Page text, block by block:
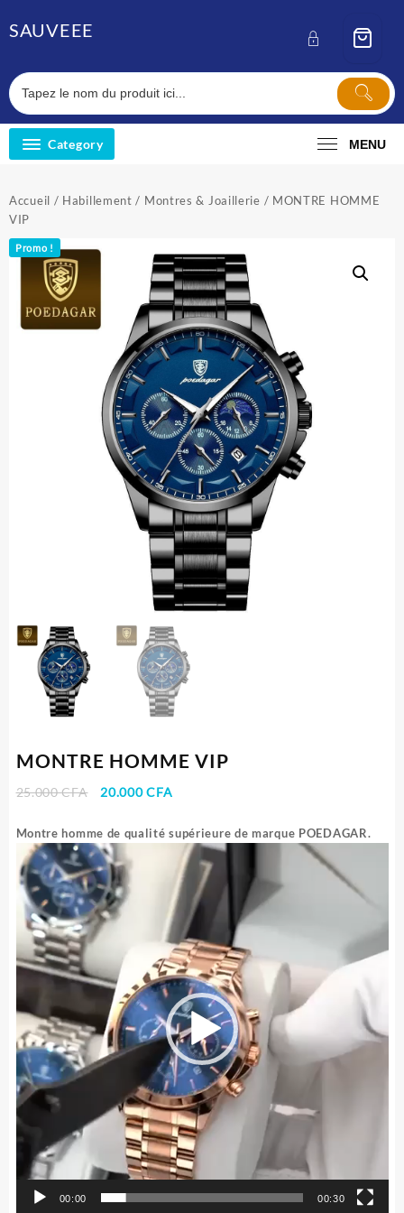
toSAUVEEE
Category MENU
Accueil / Habillement / Montres & Joaillerie / MONTRE HOMME
VIP
Promo !
MONTRE HOMME VIP
25.000CFA
Le
initial
était :
25.000 CFA.
20.000CFALe
actuel
est :
20.000 CFA.
Montre homme de qualité supérieure de marque POEDAGAR.
Lecteur
vidéo
00:00 00:30